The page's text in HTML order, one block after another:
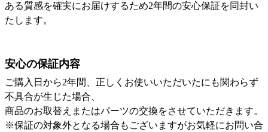
ある質感を確実にお届けするため2年間の安心保証を同封い
たします。
安心の保証内容
ご購入日から2年間、正しくお使いいただいたにも関わらず
不具合が生じた場合、
商品のお取替えまたはパーツの交換をさせていただきます。
※保証の対象外となる場合もございますがお気軽にお問い合